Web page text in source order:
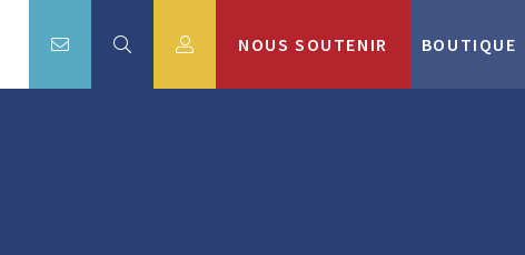
NOUS SOUTENIR BOUTIQUE